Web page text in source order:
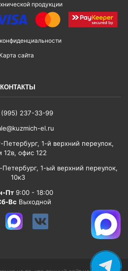
продукции
Карта сайта
КОНТАКТЫ
237-33-99
el.ru
Петербург, 1-й верхний переулок,
12в, офис 122
Петербург, 1-ый верхний переулок,
10к3
Пт 9:00 - 18:00
Вс Выходной